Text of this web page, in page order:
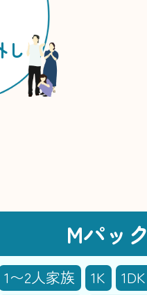
し
Mパック
1〜2人家族 1K 1DK